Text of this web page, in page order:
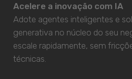
Acelere a inovação com IA
Adote agentes inteligentes e
generativa no núcleo do seu
escale rapidamente, sem
técnicas.